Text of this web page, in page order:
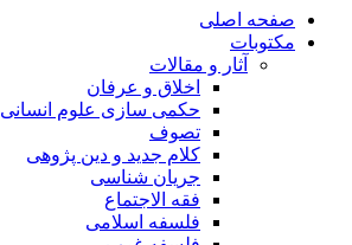
صفحه اصلی
مکتوبات
آثار و مقالات
اخلاق و عرفان
حکمی سازی علوم انسانی
تصوف
کلام جدید و دین پژوهی
جریان شناسی
فقه الاجتماع
فلسفه اسلامی